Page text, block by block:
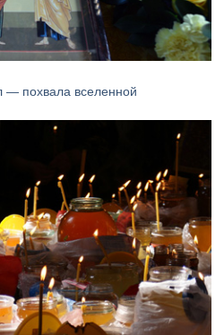
похвала вселенной